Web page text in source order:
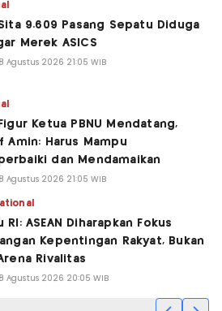
9.609 Pasang Sepatu Diduga
Merek ASICS
Agustus 2026 21:05 WIB
Ketua PBNU Mendatang,
Amin: Harus Mampu
dan Mendamaikan
Agustus 2026 21:05 WIB
RI: ASEAN Diharapkan Fokus
Kepentingan Rakyat, Bukan
Rivalitas
Agustus 2026 20:05 WIB